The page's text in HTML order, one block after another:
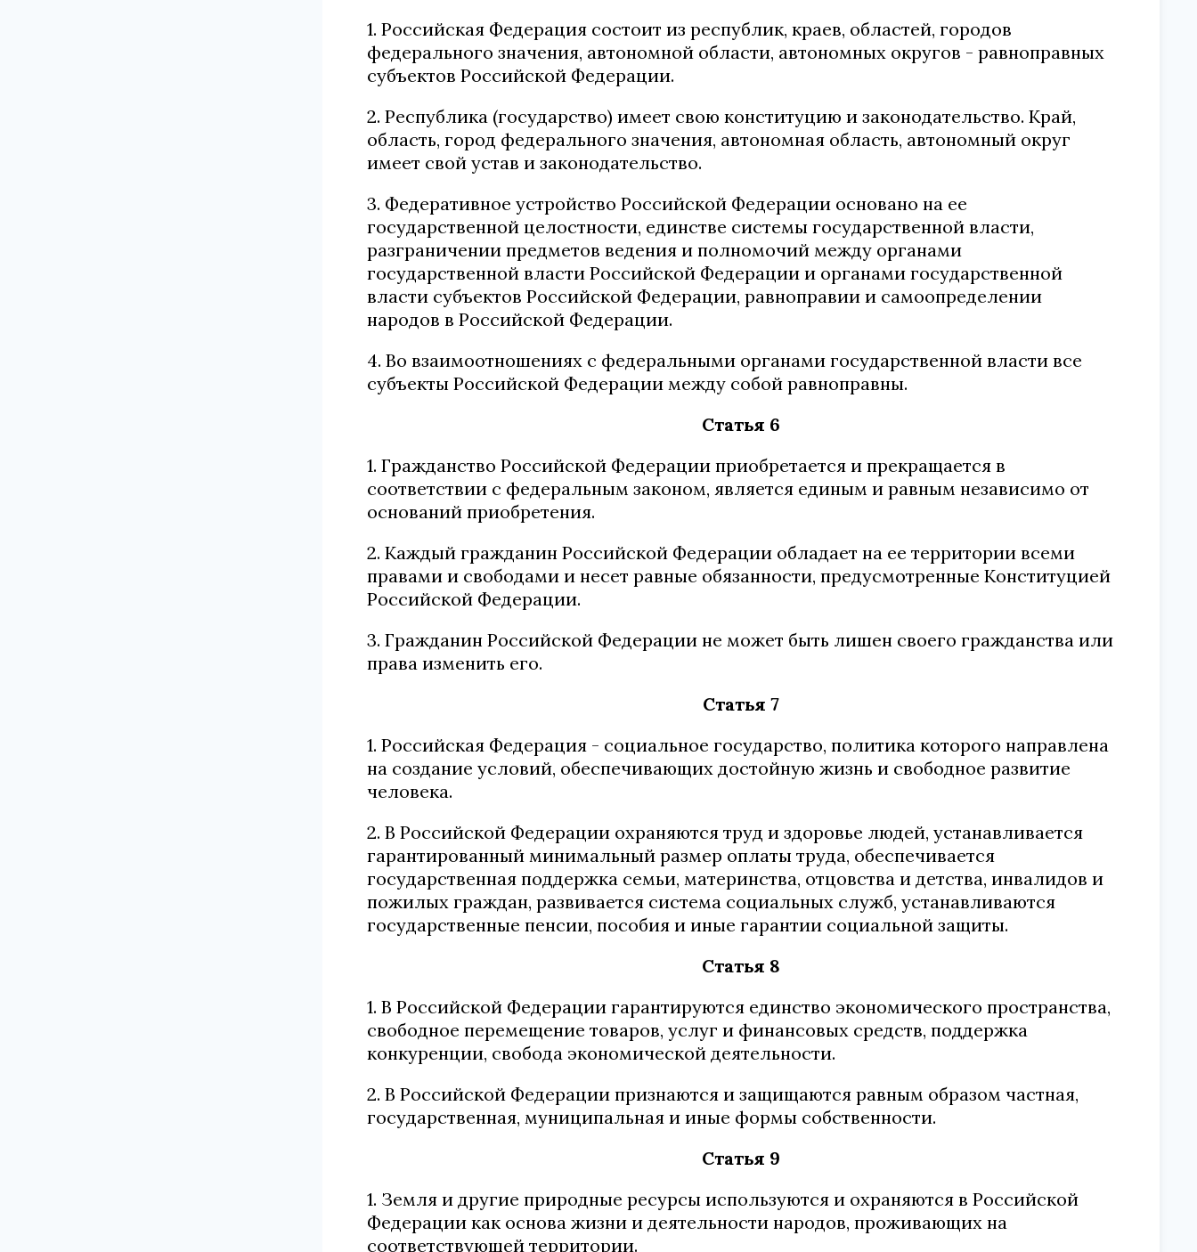
1. Российская Федерация состоит из республик, краев, областей, городов
федерального значения, автономной области, автономных округов - равноправных
субъектов Российской Федерации.
2. Республика (государство) имеет свою конституцию и законодательство. Край,
область, город федерального значения, автономная область, автономный округ
имеет свой устав и законодательство.
3. Федеративное устройство Российской Федерации основано на ее
государственной целостности, единстве системы государственной власти,
разграничении предметов ведения и полномочий между органами
государственной власти Российской Федерации и органами государственной
власти субъектов Российской Федерации, равноправии и самоопределении
народов в Российской Федерации.
4. Во взаимоотношениях с федеральными органами государственной власти все
субъекты Российской Федерации между собой равноправны.
Статья 6
1. Гражданство Российской Федерации приобретается и прекращается в
соответствии с федеральным законом, является единым и равным независимо от
оснований приобретения.
2. Каждый гражданин Российской Федерации обладает на ее территории всеми
правами и свободами и несет равные обязанности, предусмотренные Конституцией
Российской Федерации.
3. Гражданин Российской Федерации не может быть лишен своего гражданства или
права изменить его.
Статья 7
1. Российская Федерация - социальное государство, политика которого направлена
на создание условий, обеспечивающих достойную жизнь и свободное развитие
человека.
2. В Российской Федерации охраняются труд и здоровье людей, устанавливается
гарантированный минимальный размер оплаты труда, обеспечивается
государственная поддержка семьи, материнства, отцовства и детства, инвалидов и
пожилых граждан, развивается система социальных служб, устанавливаются
государственные пенсии, пособия и иные гарантии социальной защиты.
Статья 8
1. В Российской Федерации гарантируются единство экономического пространства,
свободное перемещение товаров, услуг и финансовых средств, поддержка
конкуренции, свобода экономической деятельности.
2. В Российской Федерации признаются и защищаются равным образом частная,
государственная, муниципальная и иные формы собственности.
Статья 9
1. Земля и другие природные ресурсы используются и охраняются в Российской
Федерации как основа жизни и деятельности народов, проживающих на
соответствующей территории.